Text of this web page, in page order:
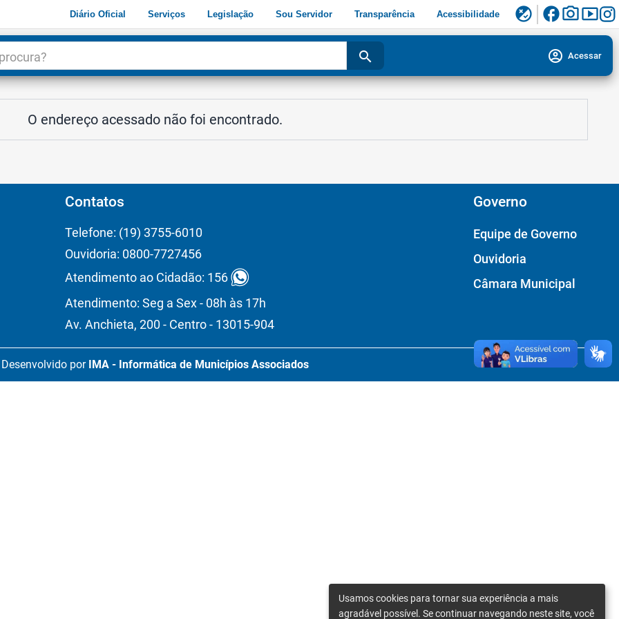
Diário Oficial Serviços Legislação Sou Servidor Transparência Acessibilidade flaky facebookphoto_camerasmart_display
search account_circle Acessar
O endereço acessado não foi encontrado.
Contatos
Telefone: (19) 3755-6010
Ouvidoria: 0800-7727456
Atendimento ao Cidadão: 156
Atendimento: Seg a Sex - 08h às 17h
Av. Anchieta, 200 - Centro - 13015-904
Governo
Equipe de Governo
Ouvidoria
Câmara Municipal
Desenvolvido por IMA - Informática de Municípios Associados
Usamos cookies para tornar sua experiência a mais
agradável possível. Se continuar navegando neste site, você